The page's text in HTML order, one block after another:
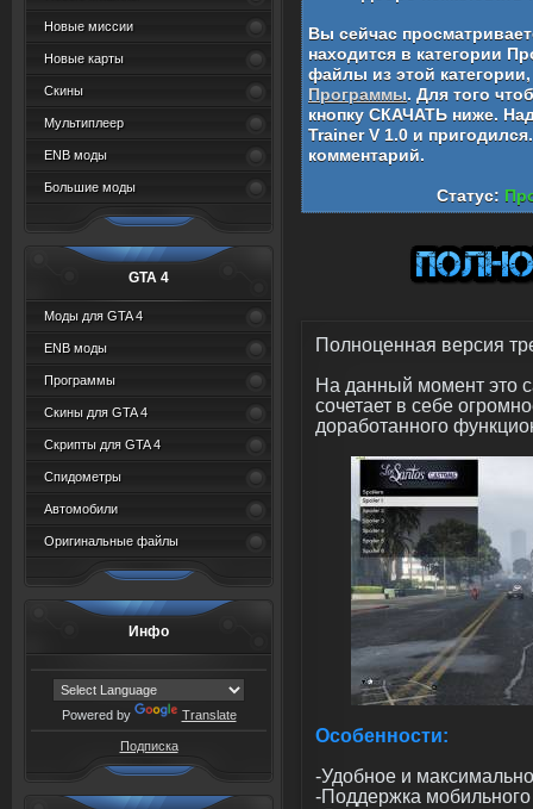
Новые миссии
Новые карты
Скины
Мультиплеер
ENB моды
Большие моды
GTA 4
Моды для GTA 4
ENB моды
Программы
Скины для GTA 4
Скрипты для GTA 4
Спидометры
Автомобили
Оригинальные файлы
Инфо
Powered by Translate
Подписка
Вы сейчас
находится в категории
файлы из этой
Программы. Для того
кнопку СКАЧАТЬ ниже.
Trainer V 1.0 и
комментарий.
Статус:
Полноценная версия
На данный момент это
сочетает в себе
доработанного
Особенности:
-Удобное и
-Поддержка